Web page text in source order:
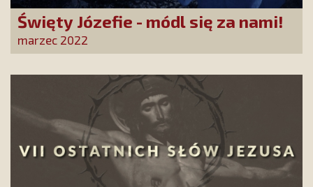
Święty Józefie - módl się za nami!
marzec 2022